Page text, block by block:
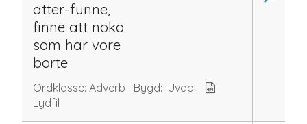
atter-funne,
finne att noko
som har vore
borte
Ordklasse: Adverb Bygd: Uvdal
Lydfil